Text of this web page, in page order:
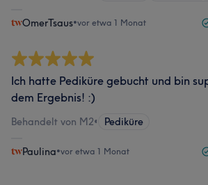
OmerTsaus•vor etwa 1 Monat
Ich hatte Pediküre gebucht und bin
dem Ergebnis! :)
Behandelt von M2• Pediküre
Paulina•vor etwa 1 Monat